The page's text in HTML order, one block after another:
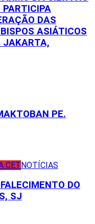
PARTICIPA
DAS
ASIÁTICOS
JAKARTA,
PE.
CETNOTÍCIAS
DO
SJ